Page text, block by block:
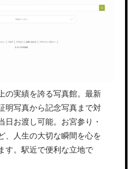
の実績を誇る写真館。最新
明写真から記念写真まで対
日お渡し可能。お宮参り・
、人生の大切な瞬間を心を
す。駅近で便利な立地で